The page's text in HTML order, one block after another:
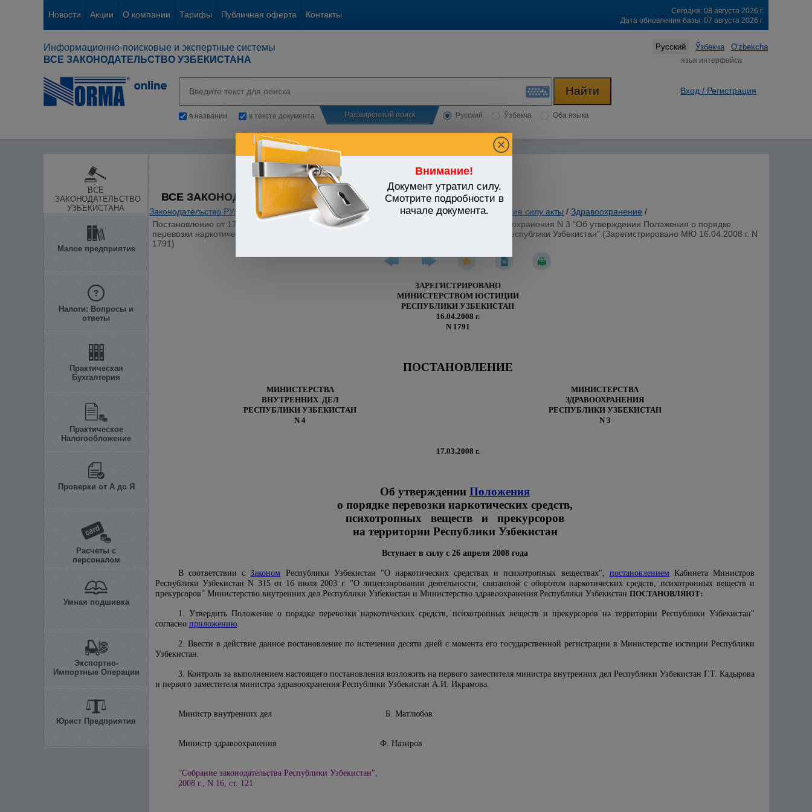
Новости Акции О компании Тарифы Публичная оферта Контакты
Сегодня: 08 августа 2026 г.
Дата обновления базы: 07 августа 2026 г.
Информационно-поисковые и экспертные системы
ВСЕ ЗАКОНОДАТЕЛЬСТВО УЗБЕКИСТАНА
Русский Ўзбекча O'zbekcha
язык интерфейса
в названии в тексте документа Расширенный поиск Русский Ўзбекча Оба языка
Вход / Регистрация
ВСЕ
ЗАКОНОДАТЕЛЬСТВО
УЗБЕКИСТАНА
Малое предприятие
Налоги: Вопросы и
ответы
Практическая
Бухгалтерия
Практическое
Налогообложение
Проверки от А до Я
Расчеты с
персоналом
Умная подшивка
Экспортно-
Импортные Операции
Юрист Предприятия
Внимание!
Документ утратил силу.
Смотрите подробности в
начале документа.
ВСЕ ЗАКОНОДАТЕЛЬСТВО УЗБЕКИСТАНА
Законодательство РУз Здравоохранение. Физическая культура и спорт. Туризм / Утратившие силу акты / Здравоохранение /
Постановление от 17.03.2008 г. Министерства внутренних дел N 4 и Министерства здравоохранения N 3 "Об утверждении Положения о порядке
перевозки наркотических средств, психотропных веществ и прекурсоров на территории Республики Узбекистан" (Зарегистрировано МЮ 16.04.2008 г. N
1791)
ЗАРЕГИСТРИРОВАНО
МИНИСТЕРСТВОМ ЮСТИЦИИ
РЕСПУБЛИКИ УЗБЕКИСТАН
16.04.2008 г.
N 1791
ПОСТАНОВЛЕНИЕ
МИНИСТЕРСТВА
ВНУТРЕННИХ ДЕЛ
РЕСПУБЛИКИ УЗБЕКИСТАН
N 4
МИНИСТЕРСТВА
ЗДРАВООХРАНЕНИЯ
РЕСПУБЛИКИ УЗБЕКИСТАН
N 3
17.03.2008 г.
Об утверждении Положения
о порядке перевозки наркотических средств,
психотропных веществ и прекурсоров
на территории Республики Узбекистан
Вступает в силу с 26 апреля 2008 года
В соответствии сЗаконом Республики Узбекистан "О наркотических средствах и психотропных веществах", постановлениемКабинета Министров
Республики Узбекистан N 315 от 16 июля 2003 г. "О лицензировании деятельности, связанной с оборотом наркотических средств, психотропных веществ и
прекурсоров" Министерство внутренних дел Республики Узбекистан и Министерство здравоохранения Республики Узбекистан ПОСТАНОВЛЯЮТ:
1. Утвердить Положение о порядке перевозки наркотических средств, психотропных веществ и прекурсоров на территории Республики Узбекистан"
согласно приложению.
2. Ввести в действие данное постановление по истечении десяти дней с момента его государственной регистрации в Министерстве юстиции Республики
Узбекистан.
3. Контроль за выполнением настоящего постановления возложить на первого заместителя министра внутренних дел Республики Узбекистан Г.Т. Кадырова
и первого заместителя министра здравоохранения Республики Узбекистан А.И. Икрамова.
Министр внутренних дел Б. Матлюбов
Министр здравоохранения Ф. Назиров
"Собрание законодательства Республики Узбекистан",
2008 г., N 16, ст. 121